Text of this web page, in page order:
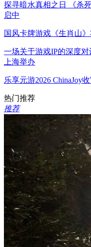
探寻暗水真相之日 《杀
启中
国风卡牌游戏《生肖山
一场关于游戏IP的深度
上海举办
乐享元游2026 ChinaJoy
热门推荐
推荐